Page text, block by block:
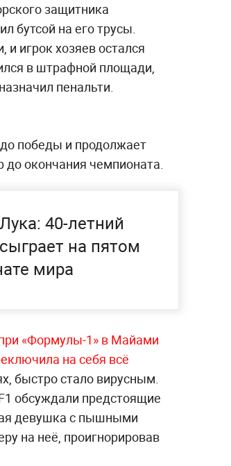
защитника
бутсой на его трусы.
игрок хозяев остался
в штрафной площади,
пенальти.
победы и продолжает
до окончания чемпионата.
40-летний
на пятом
мира
«Формулы-1» в Майами
на себя всё
быстро стало вирусным.
обсуждали предстоящие
девушка с пышными
на неё, проигнорировав